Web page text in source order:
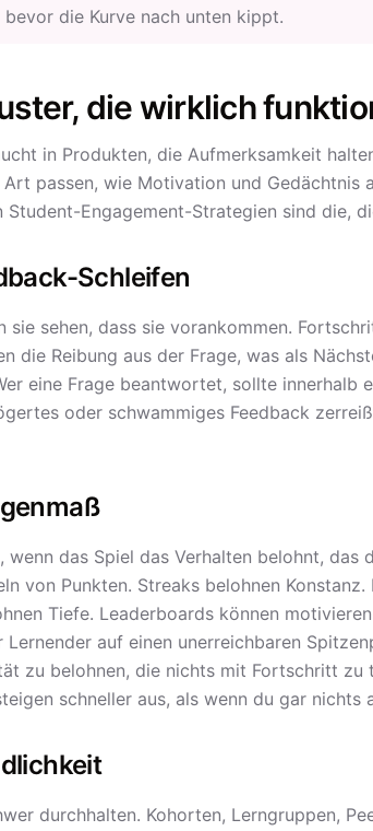
die Kurve nach unten kippt.
die wirklich
in Produkten, die Aufmerksamkeit
passen, wie Motivation und Gedächtnis
Engagement-Strategien sind die,
Schleifen
sie sehen, dass sie vorankommen.
die Reibung aus der Frage, was als
eine Frage beantwortet, sollte innerhalb
oder schwammiges Feedback
wenn das Spiel das Verhalten belohnt, das
von Punkten. Streaks belohnen
Tiefe. Leaderboards können
auf einen unerreichbaren
zu belohnen, die nichts mit Fortschritt zu
schneller aus, als wenn du gar nichts
durchhalten. Kohorten, Lerngruppen,